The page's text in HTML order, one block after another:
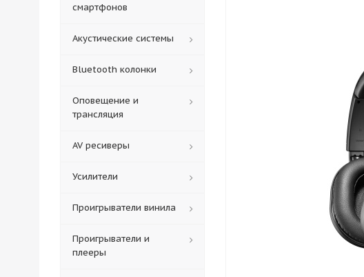
смартфонов
Акустические системы
Bluetooth колонки
Оповещение и
трансляция
AV ресиверы
Усилители
Проигрыватели винила
Проигрыватели и
плееры